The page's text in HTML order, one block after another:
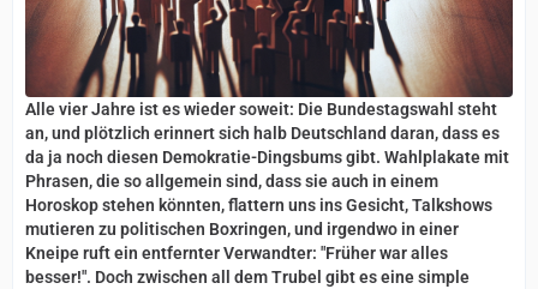
Alle vier Jahre ist es wieder soweit: Die Bundestagswahl steht
an, und plötzlich erinnert sich halb Deutschland daran, dass es
da ja noch diesen Demokratie-Dingsbums gibt. Wahlplakate mit
Phrasen, die so allgemein sind, dass sie auch in einem
Horoskop stehen könnten, flattern uns ins Gesicht, Talkshows
mutieren zu politischen Boxringen, und irgendwo in einer
Kneipe ruft ein entfernter Verwandter: "Früher war alles
besser!". Doch zwischen all dem Trubel gibt es eine simple